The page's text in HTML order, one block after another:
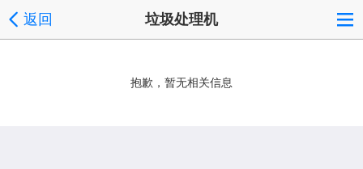
返回 垃圾处理机
抱歉，暂无相关信息